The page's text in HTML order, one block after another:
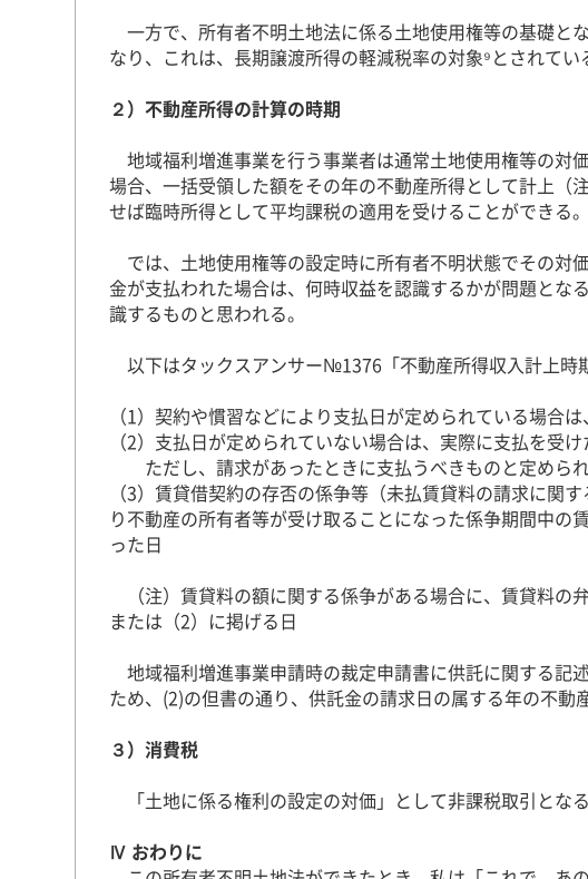
一方で、所有者不明土地法に係る土地使用権等の基礎と
なり、これは、長期譲渡所得の軽減税率の対象⁹とされてい
２）不動産所得の計算の時期
地域福利増進事業を行う事業者は通常土地使用権等の対
場合、一括受領した額をその年の不動産所得として計上（
せば臨時所得として平均課税の適用を受けることができる。
では、土地使用権等の設定時に所有者不明状態でその対
金が支払われた場合は、何時収益を認識するかが問題とな
識するものと思われる。
以下はタックスアンサー№1376「不動産所得収入計上時
（1）契約や慣習などにより支払日が定められている場合
（2）支払日が定められていない場合は、実際に支払を受け
ただし、請求があったときに支払うべきものと定めら
（3）賃貸借契約の存否の係争等（未払賃貸料の請求に関
り不動産の所有者等が受け取ることになった係争期間中の
った日
（注）賃貸料の額に関する係争がある場合に、賃貸料の
または（2）に掲げる日
地域福利増進事業申請時の裁定申請書に供託に関する記
ため、(2)の但書の通り、供託金の請求日の属する年の不動
３）消費税
「土地に係る権利の設定の対価」として非課税取引となる
Ⅳ おわりに